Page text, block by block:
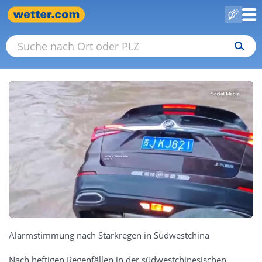
Alarmstimmung nach Starkregen in Südwestchina